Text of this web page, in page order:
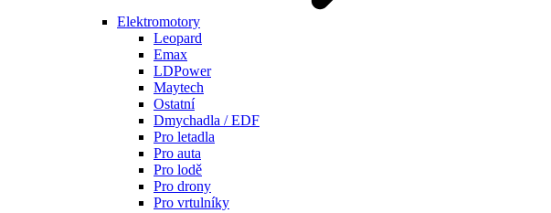
Elektromotory
Leopard
Emax
LDPower
Maytech
Ostatní
Dmychadla / EDF
Pro letadla
Pro auta
Pro lodě
Pro drony
Pro vrtulníky